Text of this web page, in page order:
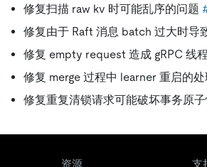
修复扫描 raw kv 时可能乱序的问题
修复由于 Raft 消息 batch 过大时导
修复 empty request 造成 gRPC 线
修复 merge 过程中 learner 重启的
修复重复清锁请求可能破坏事务原
资源 支